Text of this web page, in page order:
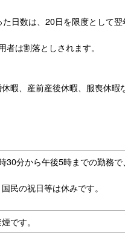
日数は、20日を限度として翌
者は割落としされます。
暇、産前産後休暇、服喪休暇な
30分から午後5時までの勤務で
民の祝日等は休みです。
です。